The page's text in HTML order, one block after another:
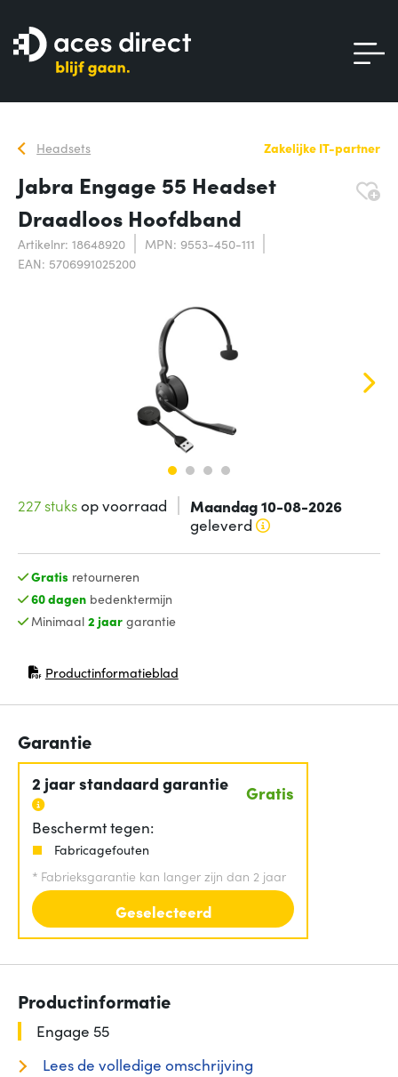
Headsets Zakelijke IT-partner
Jabra Engage 55 Headset
Draadloos Hoofdband
Artikelnr: 18648920
MPN: 9553-450-111
EAN: 5706991025200
227 stuksop voorraad Maandag 10-08-2026
geleverd
Gratis retourneren
60 dagenbedenktermijn
Minimaal 2 jaargarantie
Productinformatieblad
(opent in nieuw venster)
Garantie
2 jaar standaard garantie Gratis
Beschermt tegen:
Fabricagefouten
* Fabrieksgarantie kan langer zijn dan 2 jaar
Geselecteerd
Productinformatie
Engage 55
Lees de volledige omschrijving